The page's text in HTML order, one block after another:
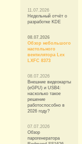
11.07.2026
Недельный отчёт о
разработке KDE
08.07.2026
Обзор небольшого
настольного
вентилятора Lex
LXFC 8373
08.07.2026
Внешние видеокарты
(eGPU) и USB4:
насколько такое
решение
работоспособно в
2026 году?
07.07.2026
Обзор
парогенератора